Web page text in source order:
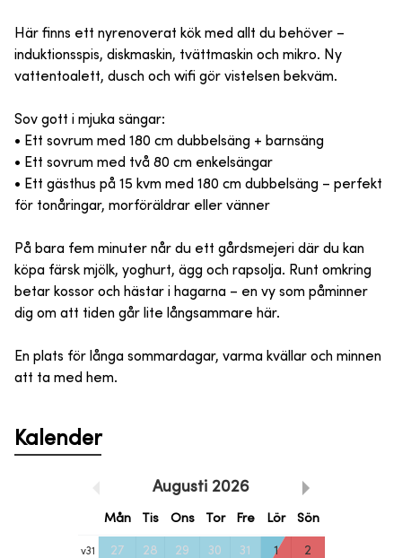
Här finns ett nyrenoverat kök med allt du behöver –
induktionsspis, diskmaskin, tvättmaskin och mikro. Ny
vattentoalett, dusch och wifi gör vistelsen bekväm.
Sov gott i mjuka sängar:
• Ett sovrum med 180 cm dubbelsäng + barnsäng
• Ett sovrum med två 80 cm enkelsängar
• Ett gästhus på 15 kvm med 180 cm dubbelsäng – perfekt
för tonåringar, morföräldrar eller vänner
På bara fem minuter når du ett gårdsmejeri där du kan
köpa färsk mjölk, yoghurt, ägg och rapsolja. Runt omkring
betar kossor och hästar i hagarna – en vy som påminner
dig om att tiden går lite långsammare här.
En plats för långa sommardagar, varma kvällar och minnen
att ta med hem.
Kalender
Augusti 2026
Mån Tis Ons Tor Fre Lör Sön
v31 27 28 29 30 31 1 2